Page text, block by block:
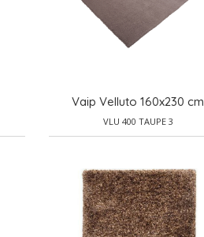
Vaip Velluto 160x230 cm
VLU 400 TAUPE 3